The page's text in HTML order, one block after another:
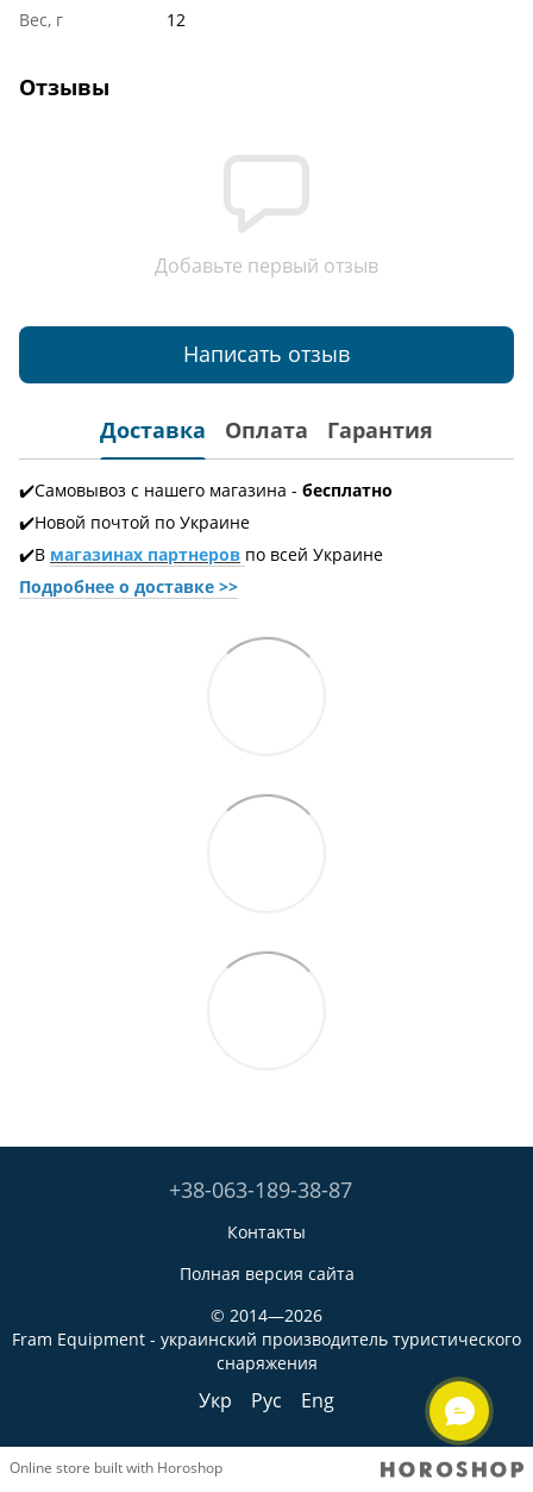
Вес, г
12
Отзывы
Добавьте первый отзыв
Написать отзыв
Доставка Оплата Гарантия
✔️Самовывоз с нашего магазина - бесплатно
✔️Новой почтой по Украине
✔️В магазинах партнеров по всей Украине
Подробнее о доставке >>
+38-063-189-38-87
Контакты
Полная версия сайта
© 2014—2026
Fram Equipment - украинский производитель туристического
снаряжения
Укр Рус Eng
Online store built with Horoshop